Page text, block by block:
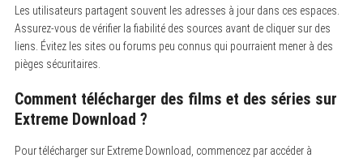
Les utilisateurs partagent souvent les adresses à jour dans ces espaces.
Assurez-vous de vérifier la fiabilité des sources avant de cliquer sur des
liens. Évitez les sites ou forums peu connus qui pourraient mener à des
pièges sécuritaires.
Comment télécharger des films et des séries sur
Extreme Download ?
Pour télécharger sur Extreme Download, commencez par accéder à